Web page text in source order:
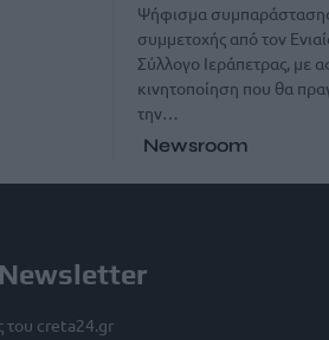
Ψήφισμα
συμμετοχής από τον
Σύλλογο Ιεράπετρας, με
κινητοποίηση που θα
την…
Newsroom
Newsletter
του creta24.gr